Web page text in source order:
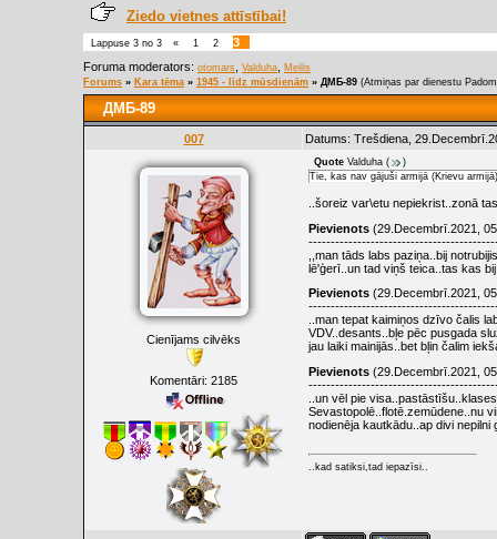
Ziedo vietnes attīstībai!
Lappuse 3 no 3 « 1 2
3
Foruma moderators: otomars Valduha
Meilis
Forums » Kara tēma » 1945 - līdz mūsdienām » ДМБ-89 (Atmiņas par dienestu
ДМБ-89
007 Datums: Trešdiena,
Cienījams cilvēks
Komentāri: 2185
Quote Valduha (
)
Tie, kas nav gājuši armijā (Krievu
..šoreiz var\etu nepiekrist..zonā
Pievienots (29.Decembrī.2021,
,,man tāds labs paziņa..bij
lē'ģerī..un tad viņš teica..tas kas
Pievienots (29.Decembrī.2021,
..man tepat kaimiņos dzīvo čalis
VDV..desants..bļe pēc pusgada
jau laiki mainijās..bet bļin čalim
Pievienots (29.Decembrī.2021,
..un vēl pie
Sevastopolē..flotē.zemūdene..nu
nodienēja kautkādu..ap divi nepilni
..kad satiksi,tad iepazīsi..